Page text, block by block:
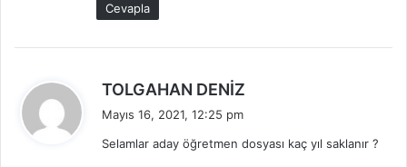
Cevapla
TOLGAHAN DENİZ
i
Mayıs 16, 2021, 12:25 pm
Selamlar aday öğretmen dosyası kaç yıl saklanır ?